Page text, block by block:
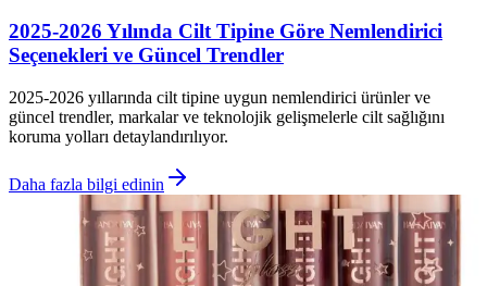
2025-2026 Yılında Cilt Tipine Göre Nemlendirici
Seçenekleri ve Güncel Trendler
2025-2026 yıllarında cilt tipine uygun nemlendirici ürünler ve
güncel trendler, markalar ve teknolojik gelişmelerle cilt sağlığını
koruma yolları detaylandırılıyor.
Daha fazla bilgi edinin